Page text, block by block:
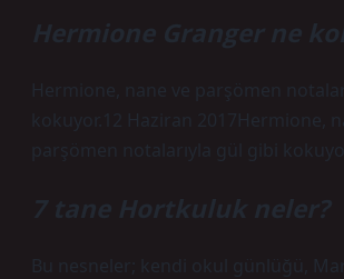
Hermione Granger ne
Hermione, nane ve parşömen
kokuyor.12 Haziran 2017Hermione,
parşömen notalarıyla gül gibi kokuyor.
7 tane Hortkuluk neler?
Bu nesneler; kendi okul günlüğü,